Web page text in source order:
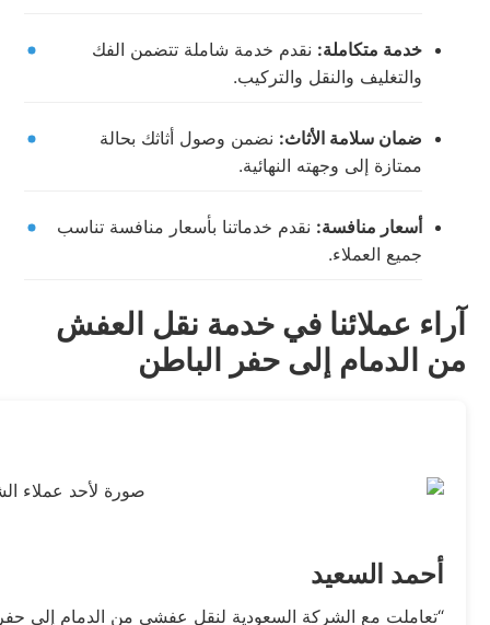
خدمة متكاملة: نقدم خدمة شاملة تتضمن الفك
والتغليف والنقل والتركيب.
ضمان سلامة الأثاث: نضمن وصول أثاثك بحالة
ممتازة إلى وجهته النهائية.
أسعار منافسة: نقدم خدماتنا بأسعار منافسة تناسب
جميع العملاء.
آراء عملائنا في خدمة نقل العفش
من الدمام إلى حفر الباطن
أحمد السعيد
“تعاملت مع الشركة السعودية لنقل عفشي من الدمام إلى